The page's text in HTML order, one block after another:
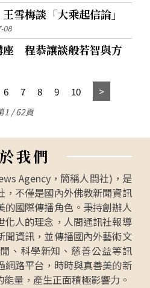
雪梅談「大乘起信論」
08
座 程恭讓談般若智與方
6 7 8 9 10
1 / 62頁
於我們
Agency，簡稱人間社)，是
，不僅是國內外佛教新聞資訊
的國際傳播角色。秉持創辦人
化人的理念，人間通訊社報導
聞資訊，並傳播國內外藝術文
、科學新知、慈善公益等訊
網路平台，時時與真善美的新
量，產生正面積極影響力。